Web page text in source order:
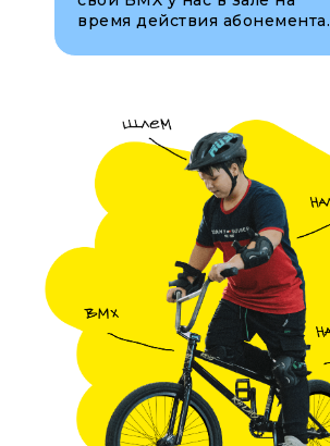
время действия абонемента.